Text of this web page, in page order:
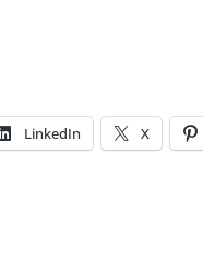
LinkedIn X